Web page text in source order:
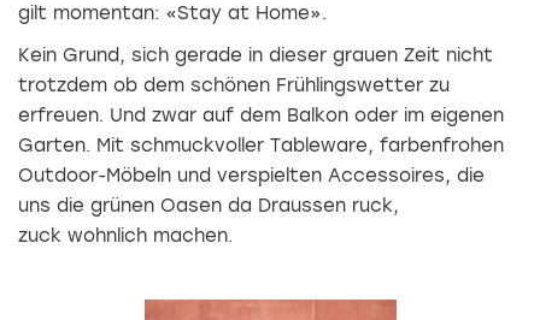
gilt momentan: «Stay at Home».
Kein Grund, sich gerade in dieser grauen Zeit nicht
trotzdem ob dem schönen Frühlingswetter zu
erfreuen. Und zwar auf dem Balkon oder im eigenen
Garten. Mit schmuckvoller Tableware, farbenfrohen
Outdoor-Möbeln und verspielten Accessoires, die
uns die grünen Oasen da Draussen ruck,
zuck wohnlich machen.